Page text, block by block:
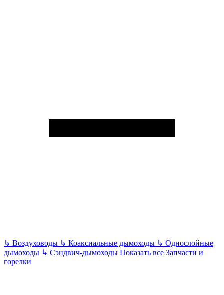
↳ Воздуховоды ↳ Коаксиальные дымоходы ↳ Однослойные
дымоходы ↳ Сэндвич-дымоходы Показать все Запчасти и
горелки